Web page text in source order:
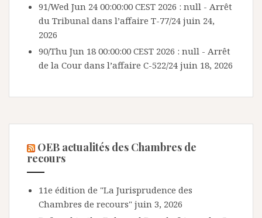
91/Wed Jun 24 00:00:00 CEST 2026 : null - Arrêt
du Tribunal dans l’affaire T-77/24 juin 24,
2026
90/Thu Jun 18 00:00:00 CEST 2026 : null - Arrêt
de la Cour dans l’affaire C-522/24 juin 18, 2026
OEB actualités des Chambres de
recours
11e édition de "La Jurisprudence des
Chambres de recours" juin 3, 2026